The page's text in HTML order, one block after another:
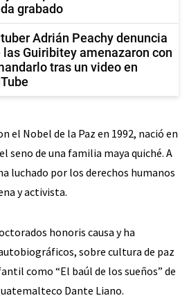
grabado
Adrián Peachy denuncia
las Guiribitey amenazaron con
tras un video en
el Nobel de la Paz en 1992, nació en
seno de una familia maya quiché. A
luchado por los derechos humanos
y activista.
honoris causa y ha
sobre cultura de paz
como “El baúl de los sueños” de
Dante Liano.